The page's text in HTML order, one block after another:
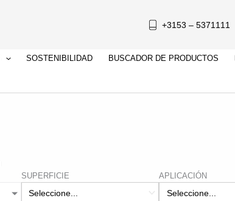
+3153 – 5371111
SOSTENIBILIDAD BUSCADOR DE PRODUCTOS
SUPERFICIE APLICACIÓN